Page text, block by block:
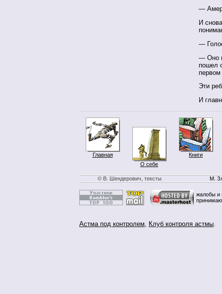
—
И
—
— Оно
пошел
первом
Эти
И
Главная
О себе
Книги
© В. Шендерович, тексты М.
жалобы и
Астма под контролем, Клуб контроля астмы.